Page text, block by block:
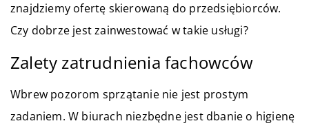
znajdziemy ofertę skierowaną do przedsiębiorców.
Czy dobrze jest zainwestować w takie usługi?
Zalety zatrudnienia fachowców
Wbrew pozorom sprzątanie nie jest prostym
zadaniem. W biurach niezbędne jest dbanie o higienę